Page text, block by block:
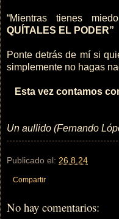
“Mientras tienes
QUÍTALES EL PODER”
Ponte detrás de mí si
simplemente no hagas
Esta vez contamos
Un aullido (Fernando
Publicado el: 26.8.24
Compartir
No hay comentarios: